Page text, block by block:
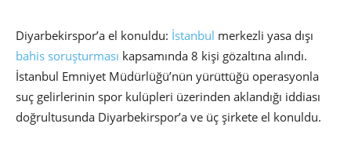
Diyarbekirspor’a el konuldu: İstanbul merkezli yasa dışı
bahis soruşturması kapsamında 8 kişi gözaltına alındı.
İstanbul Emniyet Müdürlüğü’nün yürüttüğü operasyonla
suç gelirlerinin spor kulüpleri üzerinden aklandığı iddiası
doğrultusunda Diyarbekirspor’a ve üç şirkete el konuldu.